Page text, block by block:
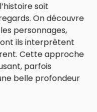
soit
On découvre
personnages,
ils interprètent
Cette approche
parfois
belle profondeur